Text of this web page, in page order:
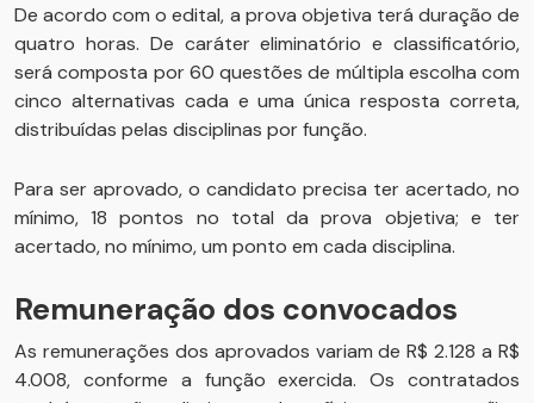
De acordo com o edital, a prova objetiva terá duração de
quatro horas. De caráter eliminatório e classificatório,
será composta por 60 questões de múltipla escolha com
cinco alternativas cada e uma única resposta correta,
distribuídas pelas disciplinas por função.
Para ser aprovado, o candidato precisa ter acertado, no
mínimo, 18 pontos no total da prova objetiva; e ter
acertado, no mínimo, um ponto em cada disciplina.
Remuneração dos convocados
As remunerações dos aprovados variam de R$ 2.128 a R$
4.008, conforme a função exercida. Os contratados